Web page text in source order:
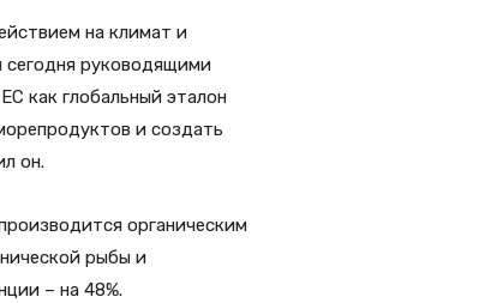
на климат и
руководящими
как глобальный эталон
и создать
он.
органическим
рыбы и
– на 48%.